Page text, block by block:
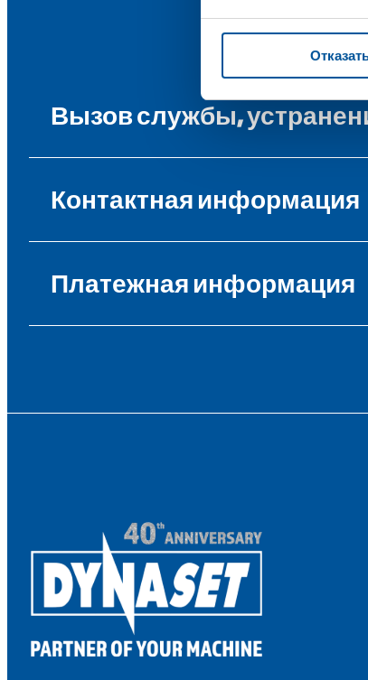
Вызов службы,
Контактная информация
Платежная информация